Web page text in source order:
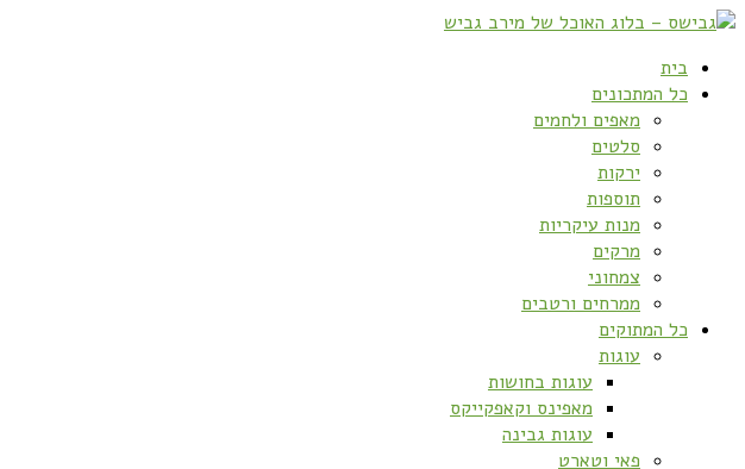
בית
כל המתכונים
מאפים ולחמים
סלטים
ירקות
תוספות
מנות עיקריות
מרקים
צמחוני
ממרחים ורטבים
כל המתוקים
עוגות
עוגות בחושות
מאפינס וקאפקייקס
עוגות גבינה
פאי וטארט